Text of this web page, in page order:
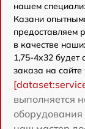
нашем
Казани
предоставляем
в качестве
1,75-4x32 будет
заказа на
выполняется